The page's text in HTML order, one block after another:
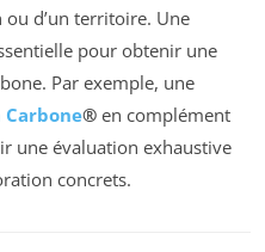
ou d’un territoire. Une
pour obtenir une
Par exemple, une
Carbone® en complément
une évaluation exhaustive
concrets.